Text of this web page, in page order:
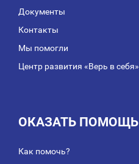
Документы
Контакты
Мы помогли
Центр развития «Верь в себя»
ОКАЗАТЬ ПОМОЩЬ
Как помочь?